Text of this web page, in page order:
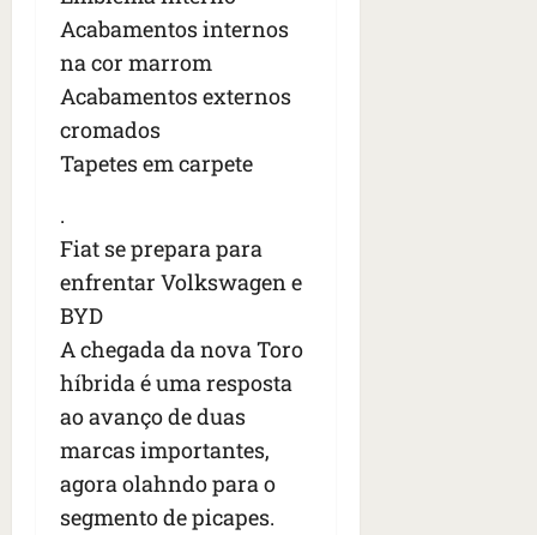
Acabamentos internos
na cor marrom
Acabamentos externos
cromados
Tapetes em carpete
.
Fiat se prepara para
enfrentar Volkswagen e
BYD
A chegada da nova Toro
híbrida é uma resposta
ao avanço de duas
marcas importantes,
agora olahndo para o
segmento de picapes.